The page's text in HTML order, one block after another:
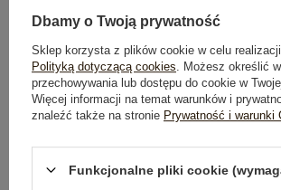
Dostawaod 7,99 zł
Do darmowej dostawy brakuje 200,00 zł
Wysyłkajutro
Dbamy o Twoją prywatność
Sklep korzysta z plików cookie w celu realizacji
Polityką dotyczącą cookies . Możesz określić
przechowywania lub dostępu do cookie w
Więcej informacji na temat warunków i
znaleźć także na stronie Prywatność i warunki
Funkcjonalne pliki cookie